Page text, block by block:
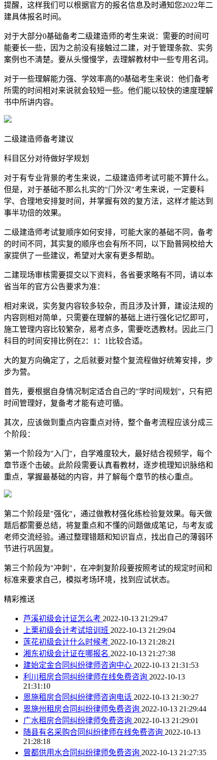
提醒，这样我们可以根据官方的报名信息及时通知您2022年二
建具体报名时间。
对于大部分0基础备考二级建造师的考生来说：需要的时间可
能要长一些，因为之前没有接触过二建，对于管理条款、实务
案例也不清楚。要从头慢慢学，去理解教材中一些专用名词。
对于一些理解能力强、学效率高的0基础考生来说：他们备考
所需的时间相对来说就会较短一些。他们能以较快的速度理解
书中所讲内容。
二级建造师备考建议
科目区分对待做好学规划
对于有专业背景的考生来说，二级建造师考试可能不算什么。
但是，对于基础不那么扎实的"门外汉"考生来说，一定要科
学、合理地安排复时间，并掌握有效的复方法，这样才能达到
事半功倍的效果。
二级建造师考试复顺序如何安排，可能大家的基础不同，备考
的时间不同，其实复的顺序也会有所不同，以下励普网校给大
家提供了一些建议，希望对大家有更多帮助。
二建现场审核需要提交以下资料，各省要求略有不同，请以本
省当年的官方公告要求为准：
相对来说，实务复内容较多较杂，而且涉及计算，建设法规的
内容则相对简单，只需要在理解的基础上进行强化记忆即可，
施工管理内容比较繁杂，易考点多，需要吃透教材。因此三门
科目的时间安排比例在2：1：1比较合适。
大的复方向确定了，之后就要对整个复流程做好统筹安排，步
步为营。
首先，要根据自身情况制定适合自己的"学时间规划"，只有把
时间管理好，复备考才能有迹可循。
其次，应该做到重点内容重点对待，整个备考流程应该分成三
个阶段：
第一个阶段为"入门"，自学难度较大，最好结合视频学，每个
章节逐个击破。此阶段需要认真看教材，逐步梳理知识脉络和
重点，掌握最基础的内容，并了解每个章节的核心重点。
第二个阶段是"强化"，通过做教材强化练检验复效果。每天做
题后都需要总结，将复重点和不懂的问题做成笔记，与考友或
老师交流经验。通过整理错题和知识盲点，找出自己的薄弱环
节进行巩固复。
第三个阶段为"冲刺"，在冲刺复阶段要按照考试的规定时间和
标准来要求自己，模拟考场环境，找到应试状态。
精彩推送
芦溪初级会计证怎么考 2022-10-13 21:29:47
上栗初级会计考试培训班 2022-10-13 21:29:04
莲花初级会计什么时候考 2022-10-13 21:28:21
湘东初级会计证在哪报名 2022-10-13 21:27:38
建始定金合同纠纷律师咨询中心 2022-10-13 21:31:53
利川租房合同纠纷律师在线免费咨询 2022-10-13
21:31:10
恩施租房合同纠纷律师咨询电话 2022-10-13 21:30:27
恩施州租房合同纠纷律师免费咨询 2022-10-13 21:29:44
广水租房合同纠纷律师免费咨询 2022-10-13 21:29:01
随县有名采购合同纠纷律师在线免费咨询 2022-10-13
21:28:18
曾都供用水合同纠纷律师免费咨询 2022-10-13 21:27:35